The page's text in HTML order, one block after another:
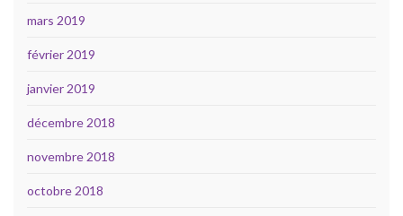
mars 2019
février 2019
janvier 2019
décembre 2018
novembre 2018
octobre 2018